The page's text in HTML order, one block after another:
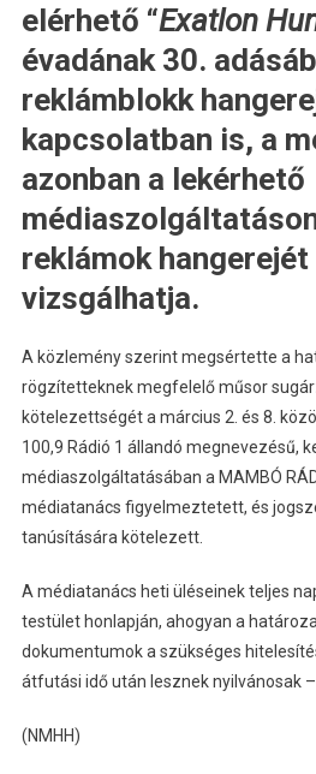
elérhető “Exatlon
évadának 30.
reklámblokk
kapcsolatban is, a
azonban a lekérhető
reklámok hangerejét
vizsgálhatja.
A közlemény szerint megsértette a
rögzítetteknek megfelelő műsor
kötelezettségét a március 2. és 8.
100,9 Rádió 1 állandó megnevezésű,
médiaszolgáltatásában a MAMBÓ
médiatanács figyelmeztetett, és
tanúsítására kötelezett.
A médiatanács heti üléseinek teljes
testület honlapján, ahogyan a
dokumentumok a szükséges
átfutási idő után lesznek nyilvánosak
(NMHH)